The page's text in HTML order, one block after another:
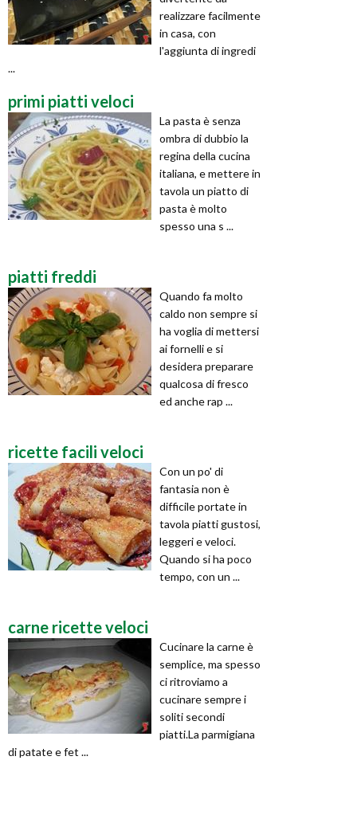
realizzare facilmente
in casa, con
l'aggiunta di ingredi
...
primi piatti veloci
La pasta è senza
ombra di dubbio la
regina della cucina
italiana, e mettere in
tavola un piatto di
pasta è molto
spesso una s ...
piatti freddi
Quando fa molto
caldo non sempre si
ha voglia di mettersi
ai fornelli e si
desidera preparare
qualcosa di fresco
ed anche rap ...
ricette facili veloci
Con un po' di
fantasia non è
difficile portate in
tavola piatti gustosi,
leggeri e veloci.
Quando si ha poco
tempo, con un ...
carne ricette veloci
Cucinare la carne è
semplice, ma spesso
ci ritroviamo a
cucinare sempre i
soliti secondi
piatti.La parmigiana
di patate e fet ...